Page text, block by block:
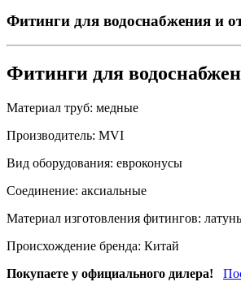
Фитинги для водоснабжения и
Фитинги для
Материал труб: медные
Производитель: MVI
Вид оборудования: евроконусы
Соединение: аксиальные
Материал изготовления фитингов: латунь
Происхождение бренда: Китай
Покупаете у официального дилера!